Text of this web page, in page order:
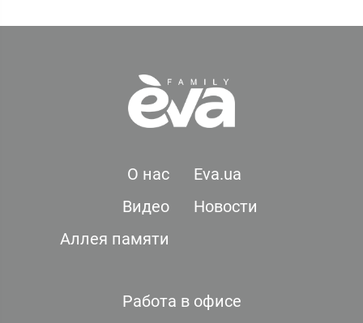
О нас
Eva.ua
Видео
Новости
Аллея памяти
Работа в офисе